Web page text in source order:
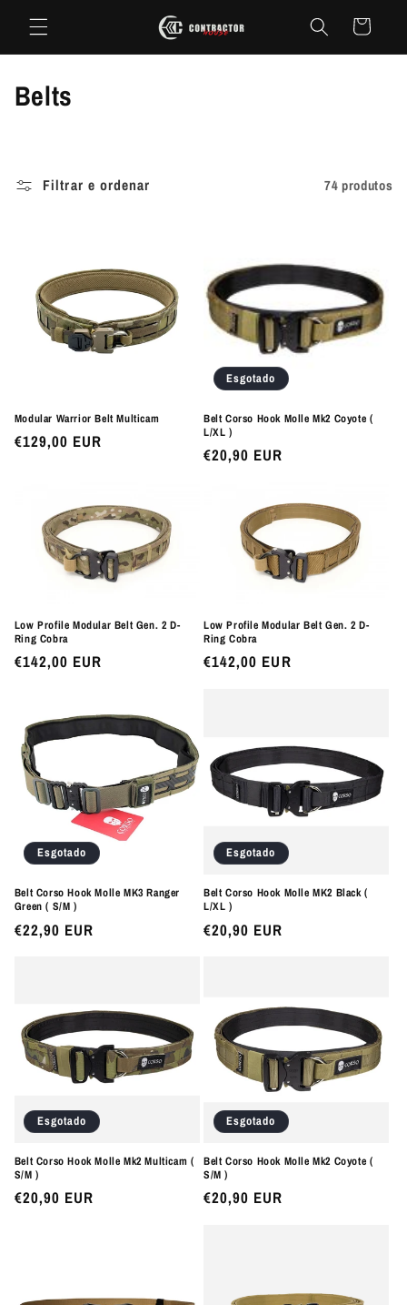
para o
conteúdo
Carrinho
C
e
Belts
Filtrar e ordenar 74 produtos
Modular Warrior Belt Multicam
Preço
€129,00 EUR
Esgotado
Belt Corso Hook Molle Mk2 Coyote (
L/XL )
Preço
€20,90 EUR
Low Profile Modular Belt Gen. 2 D-
Ring Cobra
Preço
€142,00 EUR
Low Profile Modular Belt Gen. 2 D-
Ring Cobra
Preço
€142,00 EUR
Esgotado
Belt Corso Hook Molle MK3 Ranger
Green ( S/M )
Preço
€22,90 EUR
Esgotado
Belt Corso Hook Molle MK2 Black (
L/XL )
Preço
€20,90 EUR
Esgotado
Belt Corso Hook Molle Mk2 Multicam (
S/M )
Preço
€20,90 EUR
Esgotado
Belt Corso Hook Molle Mk2 Coyote (
S/M )
Preço
€20,90 EUR